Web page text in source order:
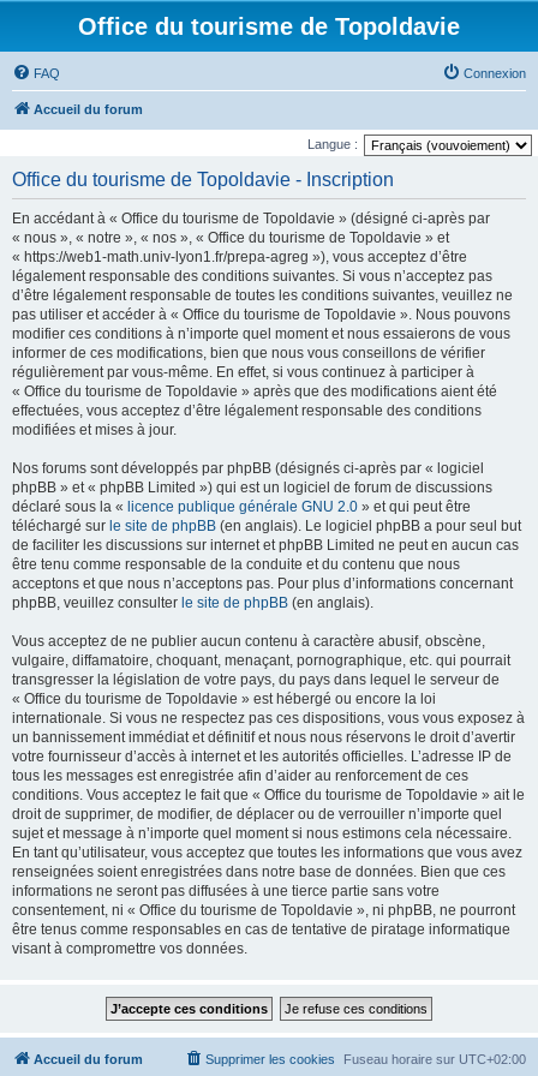
Office du tourisme de Topoldavie
FAQ Connexion
Accueil du forum
Langue :
Office du tourisme de Topoldavie - Inscription
En accédant à « Office du tourisme de Topoldavie » (désigné ci-après par
« nous », « notre », « nos », « Office du tourisme de Topoldavie » et
« https://web1-math.univ-lyon1.fr/prepa-agreg »), vous acceptez d’être
légalement responsable des conditions suivantes. Si vous n’acceptez pas
d’être légalement responsable de toutes les conditions suivantes, veuillez ne
pas utiliser et accéder à « Office du tourisme de Topoldavie ». Nous pouvons
modifier ces conditions à n’importe quel moment et nous essaierons de vous
informer de ces modifications, bien que nous vous conseillons de vérifier
régulièrement par vous-même. En effet, si vous continuez à participer à
« Office du tourisme de Topoldavie » après que des modifications aient été
effectuées, vous acceptez d’être légalement responsable des conditions
modifiées et mises à jour.
Nos forums sont développés par phpBB (désignés ci-après par « logiciel
phpBB » et « phpBB Limited ») qui est un logiciel de forum de discussions
déclaré sous la « licence publique générale GNU 2.0 » et qui peut être
téléchargé sur le site de phpBB (en anglais). Le logiciel phpBB a pour seul but
de faciliter les discussions sur internet et phpBB Limited ne peut en aucun cas
être tenu comme responsable de la conduite et du contenu que nous
acceptons et que nous n’acceptons pas. Pour plus d’informations concernant
phpBB, veuillez consulter le site de phpBB (en anglais).
Vous acceptez de ne publier aucun contenu à caractère abusif, obscène,
vulgaire, diffamatoire, choquant, menaçant, pornographique, etc. qui pourrait
transgresser la législation de votre pays, du pays dans lequel le serveur de
« Office du tourisme de Topoldavie » est hébergé ou encore la loi
internationale. Si vous ne respectez pas ces dispositions, vous vous exposez à
un bannissement immédiat et définitif et nous nous réservons le droit d’avertir
votre fournisseur d’accès à internet et les autorités officielles. L’adresse IP de
tous les messages est enregistrée afin d’aider au renforcement de ces
conditions. Vous acceptez le fait que « Office du tourisme de Topoldavie » ait le
droit de supprimer, de modifier, de déplacer ou de verrouiller n’importe quel
sujet et message à n’importe quel moment si nous estimons cela nécessaire.
En tant qu’utilisateur, vous acceptez que toutes les informations que vous avez
renseignées soient enregistrées dans notre base de données. Bien que ces
informations ne seront pas diffusées à une tierce partie sans votre
consentement, ni « Office du tourisme de Topoldavie », ni phpBB, ne pourront
être tenus comme responsables en cas de tentative de piratage informatique
visant à compromettre vos données.
Accueil du forum Fuseau horaire sur UTC+02:00
Supprimer les cookies